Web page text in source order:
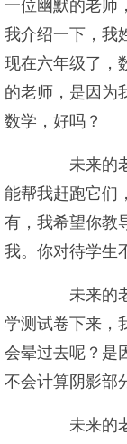
一位幽默的老师
我介绍一下，我
现在六年级了，
的老师，是因为
数学，好吗？
未来的老
能帮我赶跑它们
有，我希望你教
我。你对待学生
未来的老
学测试卷下来，
会晕过去呢？是
不会计算阴影部
未来的老